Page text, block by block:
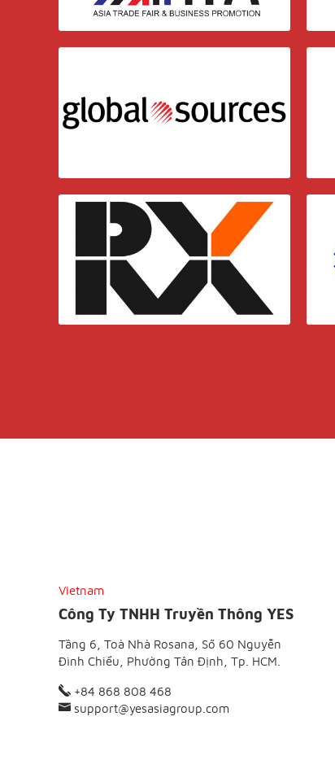
Vietnam
Công Ty TNHH Truyền Thông YES
Tầng 6, Toà Nhà Rosana, Số 60 Nguyễn
Đình Chiểu, Phường Tân Định, Tp. HCM.
+84 868 808 468
support@yesasiagroup.com